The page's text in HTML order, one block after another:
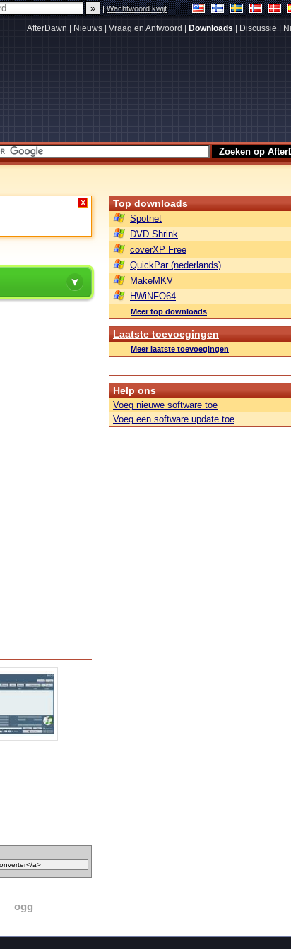
|Wachtwoord kwijt
AfterDawn Nieuws Vraag en Antwoord Downloads Discussie
X
ogg
Top downloads
Spotnet
DVD Shrink
coverXP Free
QuickPar (nederlands)
MakeMKV
HWiNFO64
Meer top downloads
Laatste toevoegingen
Meer laatste toevoegingen
Help ons
Voeg nieuwe software toe
Voeg een software update toe